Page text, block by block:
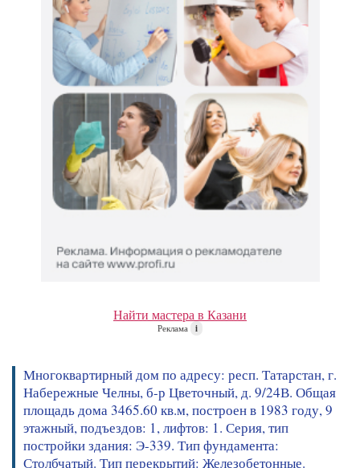
Найти мастера в Казани
Реклама i
Многоквартирный дом по адресу: респ. Татарстан, г.
Набережные Челны, б-р Цветочный, д. 9/24В. Общая
площадь дома 3465.60 кв.м, построен в 1983 году, 9
этажный, подъездов: 1, лифтов: 1. Серия, тип
постройки здания: Э-339. Тип фундамента:
Столбчатый. Тип перекрытий: Железобетонные.